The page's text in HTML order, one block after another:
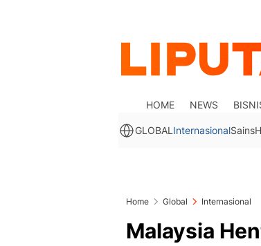
HOME NEWS
GLOBAL InternasionalSains
Home Global Internasional
Malaysia